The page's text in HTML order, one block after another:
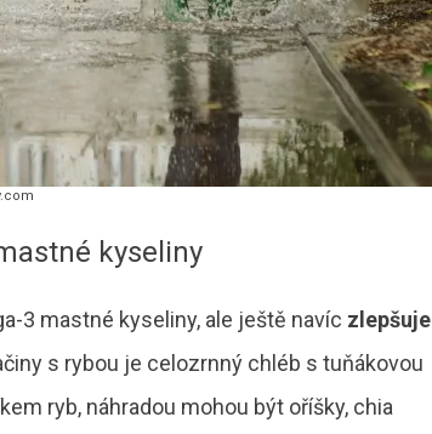
kyseliny
3 mastné kyseliny, ale ještě navíc zlepšuje
s rybou je celozrnný chléb s tuňákovou
ryb, náhradou mohou být oříšky, chia